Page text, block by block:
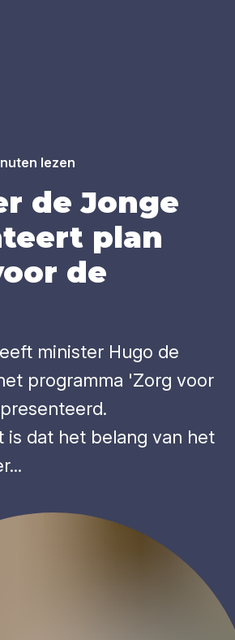
lezen
de Jon­ge
plan
de
minister Hugo de
programma 'Zorg voor
is dat het belang van het